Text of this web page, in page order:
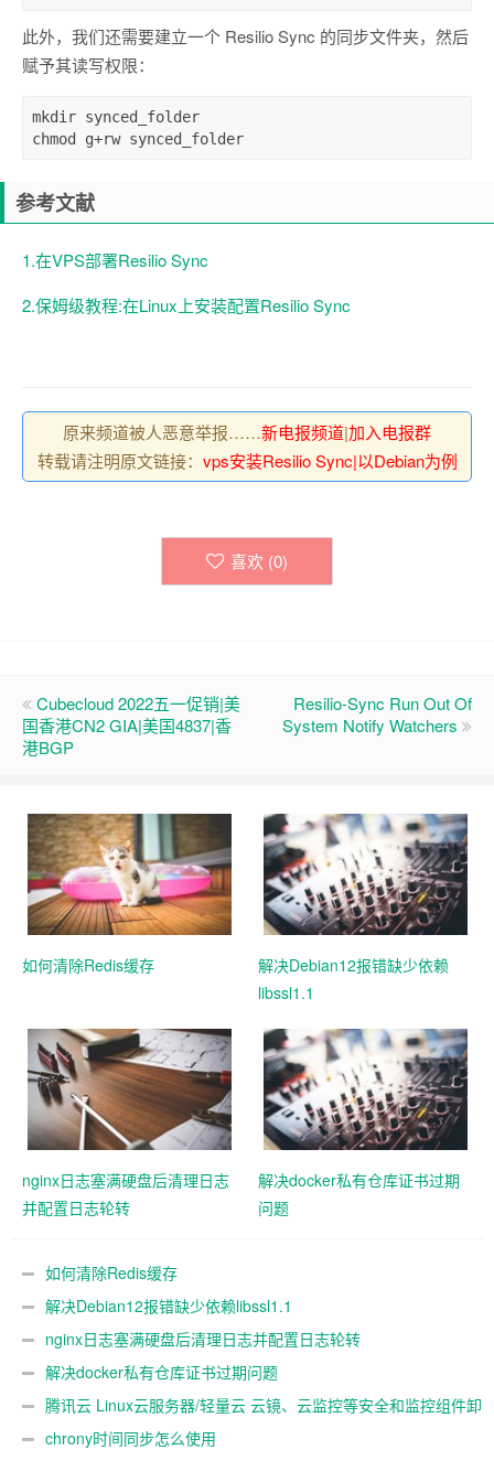
此外，我们还需要建立一个 Resilio Sync 的同步文件夹，然后
赋予其读写权限：
mkdir synced_folder
chmod g+rw synced_folder
参考文献
1.在VPS部署Resilio Sync
2.保姆级教程:在Linux上安装配置Resilio Sync
原来频道被人恶意举报……新电报频道|加入电报群
转载请注明原文链接： vps安装Resilio Sync|以Debian为例
喜欢 (0)
Cubecloud 2022五一促销|美
国香港CN2 GIA|美国4837|香
港BGP
Resilio-Sync Run Out Of
System Notify Watchers
如何清除Redis缓存
解决Debian12报错缺少依赖
libssl1.1
nginx日志塞满硬盘后清理日志
并配置日志轮转
解决docker私有仓库证书过期
问题
如何清除Redis缓存
解决Debian12报错缺少依赖libssl1.1
nginx日志塞满硬盘后清理日志并配置日志轮转
解决docker私有仓库证书过期问题
腾讯云 Linux云服务器/轻量云 云镜、云监控等安全和监控组件卸
载教程chrony时间同步怎么使用